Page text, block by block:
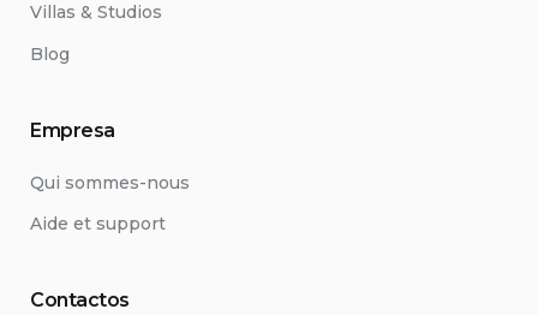
Villas & Studios
Blog
Empresa
Qui sommes-nous
Aide et support
Contactos